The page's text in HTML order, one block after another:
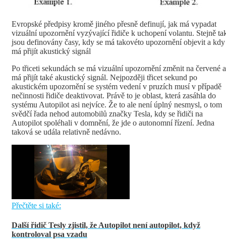
Evropské předpisy kromě jiného přesně definují, jak má vypadat
vizuální upozornění vyzývající řidiče k uchopení volantu. Stejně
jsou definovány časy, kdy se má takovéto upozornění objevit a kdy
má přijít akustický signál
Po třiceti sekundách se má vizuální upozornění změnit na červené a
má přijít také akustický signál. Nejpozději třicet sekund po
akustickém upozornění se systém vedení v pruzích musí v případě
nečinnosti řidiče deaktivovat. Právě to je oblast, která zasáhla do
systému Autopilot asi nejvíce. Že to ale není úplný nesmysl, o tom
svědčí řada nehod automobilů značky Tesla, kdy se řidiči na
Autopilot spoléhali v domnění, že jde o autonomní řízení. Jedna
taková se udála relativně nedávno.
Přečtěte si také:
Další řidič Tesly zjistil, že Autopilot není autopilot, když
kontroloval psa vzadu